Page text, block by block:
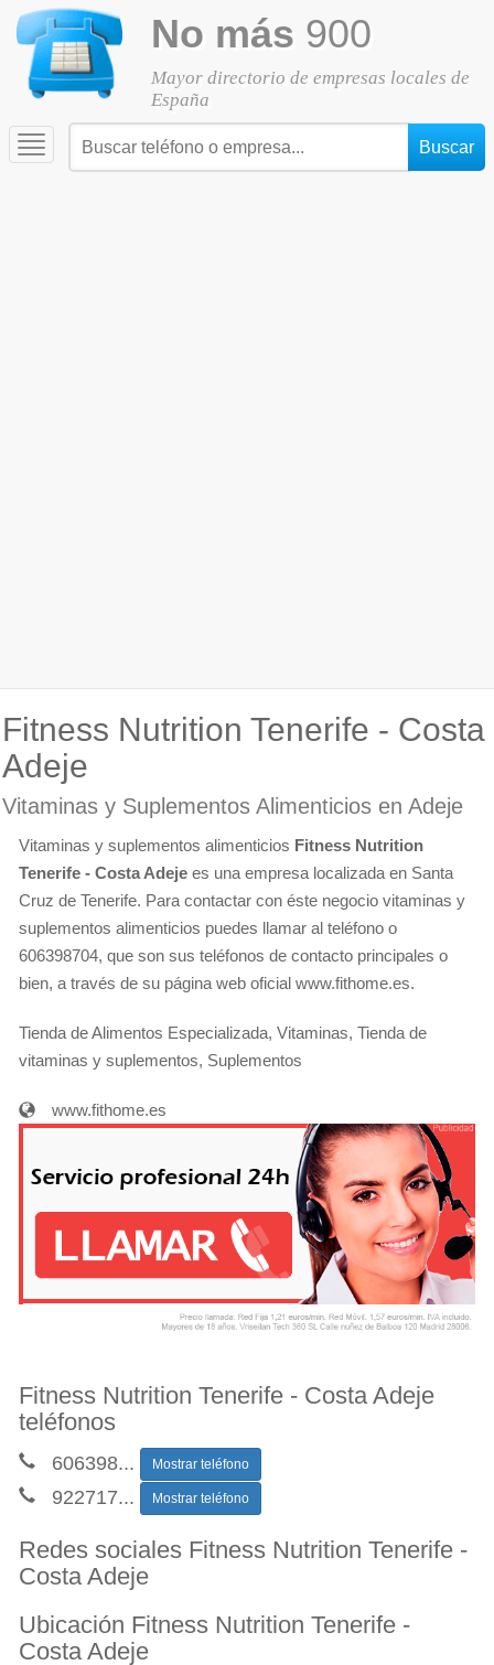
No más 900
Mayor directorio de empresas locales de
España
Toggle
navigation
Fitness Nutrition Tenerife - Costa
Adeje
Vitaminas y Suplementos Alimenticios en Adeje
Vitaminas y suplementos alimenticios Fitness Nutrition
Tenerife - Costa Adeje es una empresa localizada en Santa
Cruz de Tenerife. Para contactar con éste negocio vitaminas y
suplementos alimenticios puedes llamar al teléfono o
606398704, que son sus teléfonos de contacto principales o
bien, a través de su página web oficial www.fithome.es.
Tienda de Alimentos Especializada, Vitaminas, Tienda de
vitaminas y suplementos, Suplementos
www.fithome.es
Fitness Nutrition Tenerife - Costa Adeje
teléfonos
606398... Mostrar teléfono
922717... Mostrar teléfono
Redes sociales Fitness Nutrition Tenerife -
Costa Adeje
Ubicación Fitness Nutrition Tenerife -
Costa Adeje